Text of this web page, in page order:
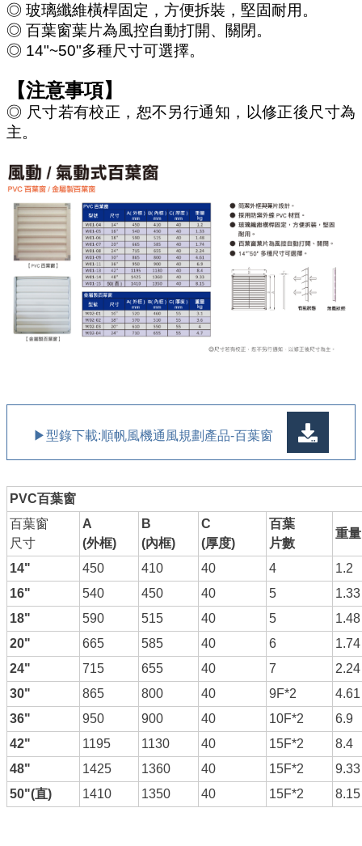
◎ 玻璃纖維橫桿固定，方便拆裝，堅固耐用。
◎ 百葉窗葉片為風控自動打開、關閉。
◎ 14"~50"多種尺寸可選擇。
【注意事項】
◎ 尺寸若有校正，恕不另行通知，以修正後尺寸為
主。
▶型錄下載:順帆風機通風規劃產品-百葉窗
PVC百葉窗
百葉窗
尺寸
A
(外框)
B
(內框)
C
(厚度)
百葉
片數
重量
14" 450 410 40 4
1.2
16"
540 450 40 5
1.33
18"
590 515 40 5
1.48
20"
665 585 40 6
1.74
24"
715 655 40 7
2.24
30"
865 800 40 9F*2
4.61
36"
950 900 40 10F*2
6.9
42"
1195 1130 40 15F*2
8.4
48"
1425 1360 40 15F*2
9.33
50"(直) 1410 1350 40 15F*2 8.15